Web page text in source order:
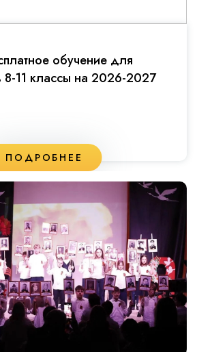
обучение для
8-11 классы на 2026-2027
ПОДРОБНЕЕ